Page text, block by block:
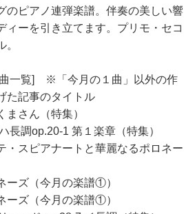
ピアノ連弾楽譜。伴奏の美しい響
ィーを引き立てます。プリモ・セコ
曲一覧] ※「今月の１曲」以外の作
た記事のタイトル
まさん（特集）
長調op.20-1 第１楽章（特集）
・スピアナートと華麗なるポロネー
ーズ（今月の楽譜①）
ーズ（今月の楽譜①）